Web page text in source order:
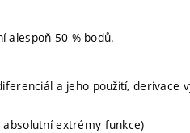
alespoň 50 % bodů.
a jeho použití, derivace
extrémy funkce)